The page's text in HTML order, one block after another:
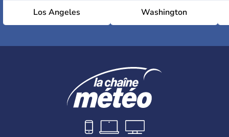
Los Angeles Washington